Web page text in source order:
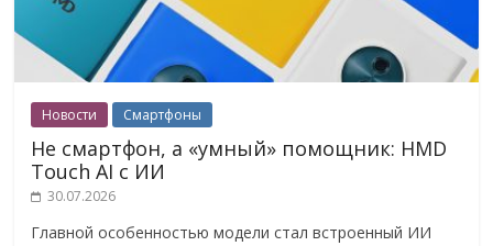
Новости Смартфоны
Не смартфон, а «умный» помощник: HMD
Touch AI с ИИ
30.07.2026
Главной особенностью модели стал встроенный ИИ